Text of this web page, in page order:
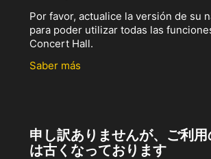
Por favor, actualice la versión de su
para poder utilizar todas las
Concert Hall.
Saber más
申し訳ありませんが、ご利
は古くなっております